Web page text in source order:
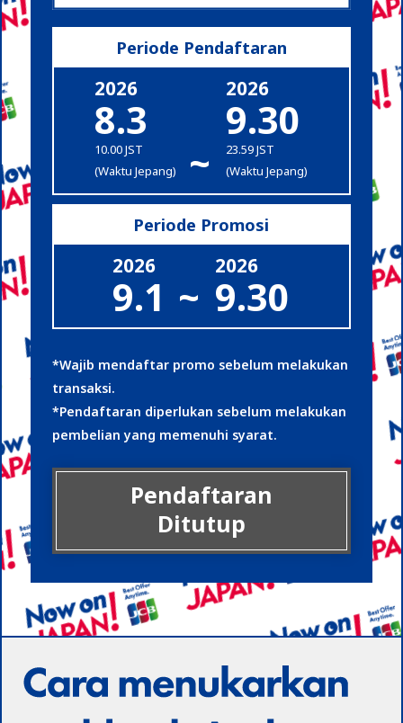
Periode Pendaftaran
2026
8.3
10.00 JST
(Waktu Jepang)
~
2026
9.30
23.59 JST
(Waktu Jepang)
Periode Promosi
2026
9.1 ~
2026
9.30
*Wajib mendaftar promo sebelum melakukan
transaksi.
*Pendaftaran diperlukan sebelum melakukan
pembelian yang memenuhi syarat.
Pendaftaran
Ditutup